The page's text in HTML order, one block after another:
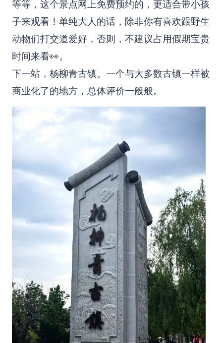
等等，这个景点网上免费预约的，更适合带小孩
子来观看！单纯大人的话，除非你有喜欢跟野生
动物们打交道爱好，否则，不建议占用假期宝贵
时间来看👀。
下一站，杨柳青古镇。一个与大多数古镇一样被
商业化了的地方，总体评价一般般。